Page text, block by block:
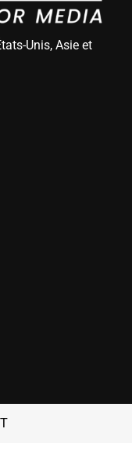
Unis, Asie et